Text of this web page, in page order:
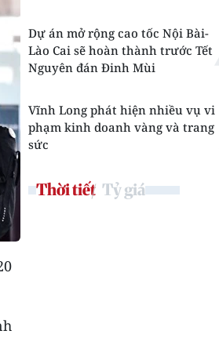
Dự án mở rộng cao tốc Nội Bài-
Lào Cai sẽ hoàn thành trước Tết
Nguyên đán Đinh Mùi
Vĩnh Long phát hiện nhiều vụ vi
phạm kinh doanh vàng và trang
sức
Thời tiết Tỷ giá